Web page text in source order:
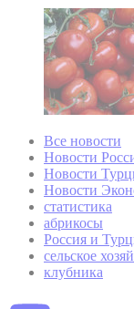
Все новости
Новости
Новости
Новости
статистика
абрикосы
Россия и
сельское
клубника